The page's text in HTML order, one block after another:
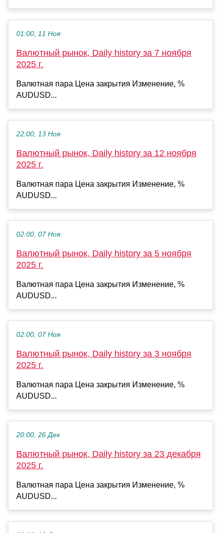
01:00, 11 Ноя
Валютный рынок, Daily history за 7 ноября
2025 г.
Валютная пара Цена закрытия Изменение, %
AUDUSD...
22:00, 13 Ноя
Валютный рынок, Daily history за 12 ноября
2025 г.
Валютная пара Цена закрытия Изменение, %
AUDUSD...
02:00, 07 Ноя
Валютный рынок, Daily history за 5 ноября
2025 г.
Валютная пара Цена закрытия Изменение, %
AUDUSD...
02:00, 07 Ноя
Валютный рынок, Daily history за 3 ноября
2025 г.
Валютная пара Цена закрытия Изменение, %
AUDUSD...
20:00, 26 Дек
Валютный рынок, Daily history за 23 декабря
2025 г.
Валютная пара Цена закрытия Изменение, %
AUDUSD...